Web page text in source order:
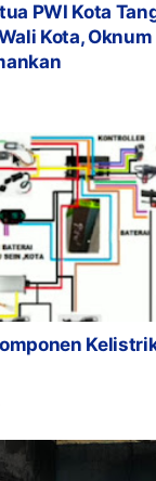
PWI Kota
Kota,